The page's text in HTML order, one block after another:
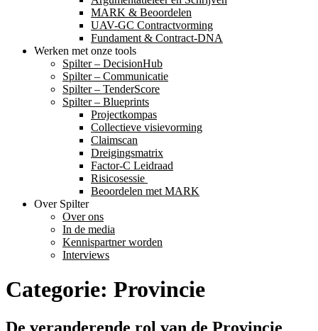
MARK & Beoordelen
UAV-GC Contractvorming
Fundament & Contract-DNA
Werken met onze tools
Spilter – DecisionHub
Spilter – Communicatie
Spilter – TenderScore
Spilter – Blueprints
Projectkompas
Collectieve visievorming
Claimscan
Dreigingsmatrix
Factor-C Leidraad
Risicosessie ​
Beoordelen met MARK
Over Spilter
Over ons
In de media
Kennispartner worden
Interviews
Categorie: Provincie